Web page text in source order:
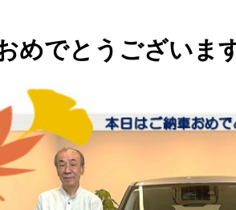
めでとうございま